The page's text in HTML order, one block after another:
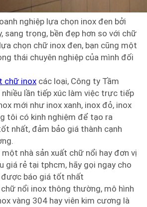
nghiệp lựa chọn inox đen bởi
sang trọng, bền đẹp hơn so với chữ
chọn chữ inox đen, bạn cũng một
thái chuyên nghiệp của mình đối
chữ inox các loại, Công ty Tầm
lần tiếp xúc làm việc trực tiếp
mới như inox xanh, inox đỏ, inox
tôi có kinh nghiệm để tạo ra
nhất, đảm bảo giá thành cạnh
nhà sản xuất chữ nổi hay đơn vị
giá rẻ tại tphcm, hãy gọi ngay cho
báo giá tốt nhất
nổi inox thông thường, mô hình
vàng 304 hay viên kim cương là